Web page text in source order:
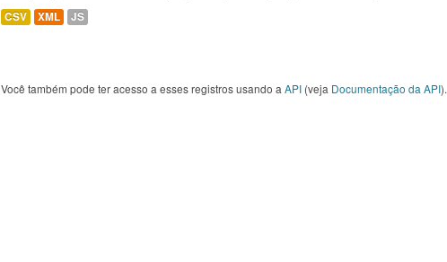
CSV XML JS
Você também pode ter acesso a esses registros usando a API (veja Documentação da API).